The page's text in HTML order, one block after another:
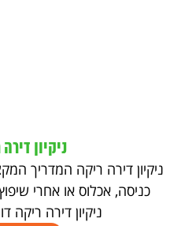
ניקיון
ניקיון דירה ריקה המדריך
כניסה, אכלוס או אחרי שיפוץ
ניקיון דירה ריקה